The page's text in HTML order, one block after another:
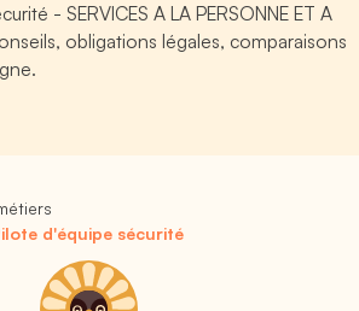
- SERVICES A LA PERSONNE ET A
obligations légales, comparaisons
d'équipe sécurité